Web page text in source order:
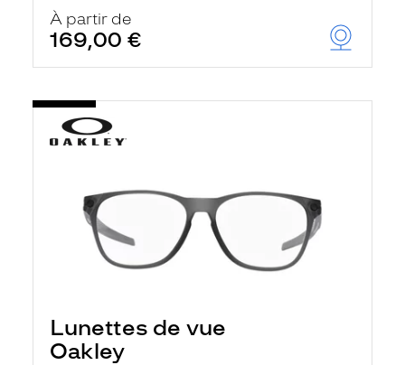
À partir de
169,00 €
Lunettes de vue
Oakley